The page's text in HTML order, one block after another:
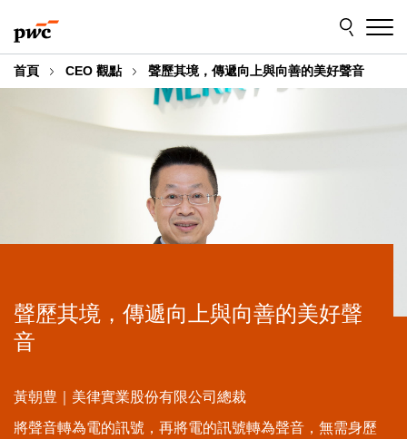
to
content
to
footer
首頁 CEO 觀點 聲歷其境，傳遞向上與向善的美好聲音
聲歷其境，傳遞向上與向善的美好聲
音
黃朝豊｜美律實業股份有限公司總裁
將聲音轉為電的訊號，再將電的訊號轉為聲音，無需身歷